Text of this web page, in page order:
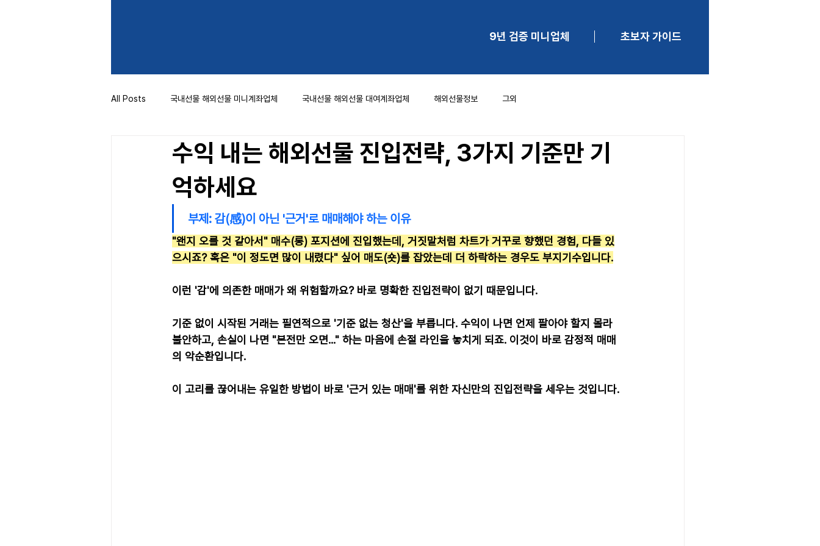
9년 검증 미니업체 초보자 가이드
All Posts 국내선물 해외선물 미니계좌업체 국내선물 해외선물 대여계좌업체 해외선물정보 그외
수익 내는 해외선물 진입전략, 3가지 기준만 기
억하세요
부제: 감(感)이 아닌 '근거'로 매매해야 하는 이유
"왠지 오를 것 같아서" 매수(롱) 포지션에 진입했는데, 거짓말처럼 차트가 거꾸로 향했던 경험, 다들 있
으시죠? 혹은 "이 정도면 많이 내렸다" 싶어 매도(숏)를 잡았는데 더 하락하는 경우도 부지기수입니다.
이런 '감'에 의존한 매매가 왜 위험할까요? 바로 명확한 진입전략이 없기 때문입니다.
기준 없이 시작된 거래는 필연적으로 '기준 없는 청산'을 부릅니다. 수익이 나면 언제 팔아야 할지 몰라
불안하고, 손실이 나면 "본전만 오면..." 하는 마음에 손절 라인을 놓치게 되죠. 이것이 바로 감정적 매매
의 악순환입니다.
이 고리를 끊어내는 유일한 방법이 바로 '근거 있는 매매'를 위한 자신만의 진입전략을 세우는 것입니다.